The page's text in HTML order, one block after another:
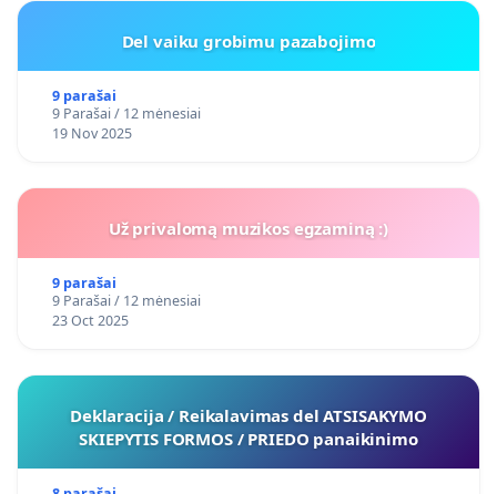
Del vaiku grobimu pazabojimo
9 parašai
9 Parašai / 12 mėnesiai
19 Nov 2025
Už privalomą muzikos egzaminą :)
9 parašai
9 Parašai / 12 mėnesiai
23 Oct 2025
Deklaracija / Reikalavimas del ATSISAKYMO
SKIEPYTIS FORMOS / PRIEDO panaikinimo